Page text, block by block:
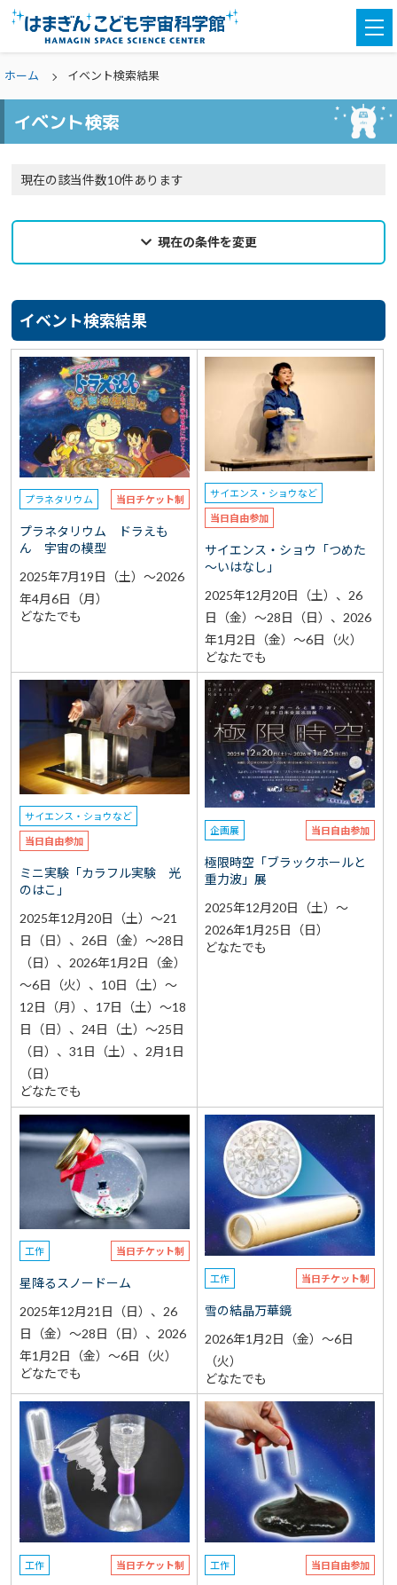
ホーム イベント検索結果
イベント検索
現在の該当件数10件あります
現在の条件を変更
カテゴリ
親子参加 選択なし
対象学年 どなたでも
予約 選択なし
参加費（入館料別途） 選択なし
再検索をする
イベント検索結果
プラネタリウム 当日チケット制
プラネタリウム ドラえも
ん 宇宙の模型
2025年7月19日（土）～2026
年4月6日（月）
どなたでも
サイエンス・ショウなど
当日自由参加
サイエンス・ショウ「つめた
～いはなし」
2025年12月20日（土）、26
日（金）～28日（日）、2026
年1月2日（金）～6日（火）
どなたでも
サイエンス・ショウなど
当日自由参加
ミニ実験「カラフル実験 光
のはこ」
2025年12月20日（土）～21
日（日）、26日（金）～28日
（日）、2026年1月2日（金）
～6日（火）、10日（土）～
12日（月）、17日（土）～18
日（日）、24日（土）～25日
（日）、31日（土）、2月1日
（日）
どなたでも
企画展 当日自由参加
極限時空「ブラックホールと
重力波」展
2025年12月20日（土）～
2026年1月25日（日）
どなたでも
工作 当日チケット制
星降るスノードーム
2025年12月21日（日）、26
日（金）～28日（日）、2026
年1月2日（金）～6日（火）
どなたでも
工作 当日チケット制
雪の結晶万華鏡
2026年1月2日（金）～6日
（火）
どなたでも
工作 当日チケット制 工作 当日自由参加